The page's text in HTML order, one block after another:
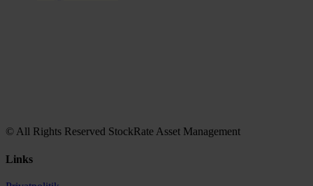
© All Rights Reserved StockRate Asset Management
Links